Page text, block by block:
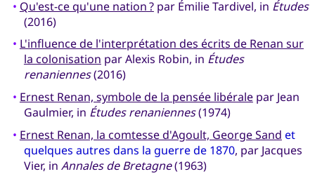
• Qu'est-ce qu'une nation ?par Émilie Tardivel, in Études
(2016)
• L'influence de l'interprétation des écrits de Renan sur
la colonisation par Alexis Robin, in Études
renaniennes(2016)
• Ernest Renan, symbole de la pensée libéralepar Jean
Gaulmier, in Études renaniennes(1974)
• Ernest Renan, la comtesse d'Agoult, George Sand et
quelques autres dans la guerre de 1870, par Jacques
Vier, in Annales de Bretagne(1963)